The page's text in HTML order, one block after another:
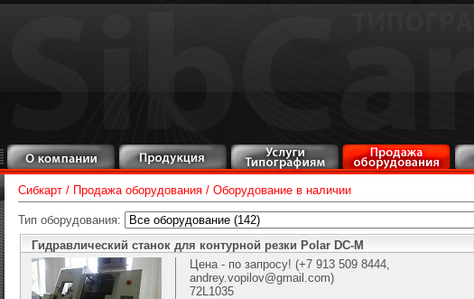
Сибкарт / Продажа оборудования / Оборудование в наличии
Тип оборудования:
Гидравлический станок для контурной резки Polar DC-M
Цена - по запросу! (+7 913 509 8444,
andrey.vopilov@gmail.com)
72L1035